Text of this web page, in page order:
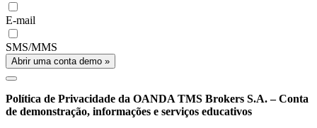
E-mail
SMS/MMS
Abrir uma conta demo »
Política de Privacidade da OANDA TMS Brokers S.A. – Conta
de demonstração, informações e serviços educativos